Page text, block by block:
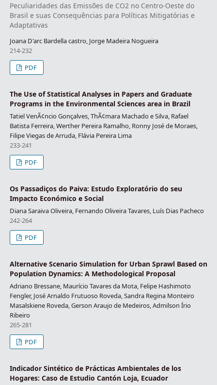
Peculiaridades das Emissões de CO2 no Centro-Oeste do
Brasil e suas Consequências para Políticas Mitigatórias e
Adaptativas
Joana D'arc Bardella castro, Jorge Madeira Nogueira
214-232
PDF
The Use of Statistical Analyses in Papers and Graduate
Programs in the Environmental Sciences area in Brazil
Tatiel VenÃ¢ncio Gonçalves, ThÃ¢mara Machado e Silva, Rafael
Batista Ferreira, Werther Pereira Ramalho, Ronny José de Moraes,
Filipe Viegas de Arruda, Flávia Pereira Lima
233-241
PDF
Os Passadiços do Paiva: Estudo Exploratório do seu
Impacto Económico e Social
Diana Saraiva Oliveira, Fernando Oliveira Tavares, Luís Dias Pacheco
242-264
PDF
Alternative Scenario Simulation for Urban Sprawl Based on
Population Dynamics: A Methodological Proposal
Adriano Bressane, Maurício Tavares da Mota, Felipe Hashimoto
Fengler, José Arnaldo Frutuoso Roveda, Sandra Regina Monteiro
Masalskiene Roveda, Gerson Araujo de Medeiros, Admilson Írio
Ribeiro
265-281
PDF
Indicador Sintético de Prácticas Ambientales de los
Hogares: Caso de Estudio Cantón Loja, Ecuador